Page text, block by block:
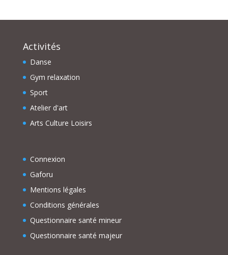
Activités
Danse
Gym relaxation
Sport
Atelier d'art
Arts Culture Loisirs
Connexion
Gaforu
Mentions légales
Conditions générales
Questionnaire santé mineur
Questionnaire santé majeur